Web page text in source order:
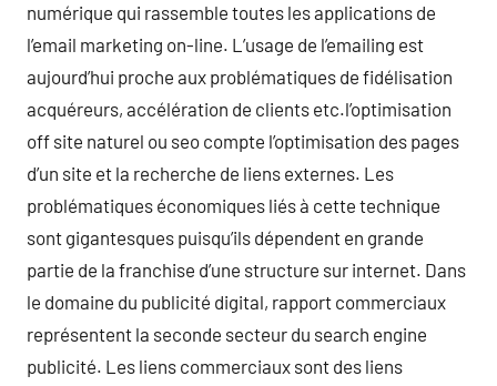
numérique qui rassemble toutes les applications de
l’email marketing on-line. L’usage de l’emailing est
aujourd’hui proche aux problématiques de fidélisation
acquéreurs, accélération de clients etc.l’optimisation
off site naturel ou seo compte l’optimisation des pages
d’un site et la recherche de liens externes. Les
problématiques économiques liés à cette technique
sont gigantesques puisqu’ils dépendent en grande
partie de la franchise d’une structure sur internet. Dans
le domaine du publicité digital, rapport commerciaux
représentent la seconde secteur du search engine
publicité. Les liens commerciaux sont des liens